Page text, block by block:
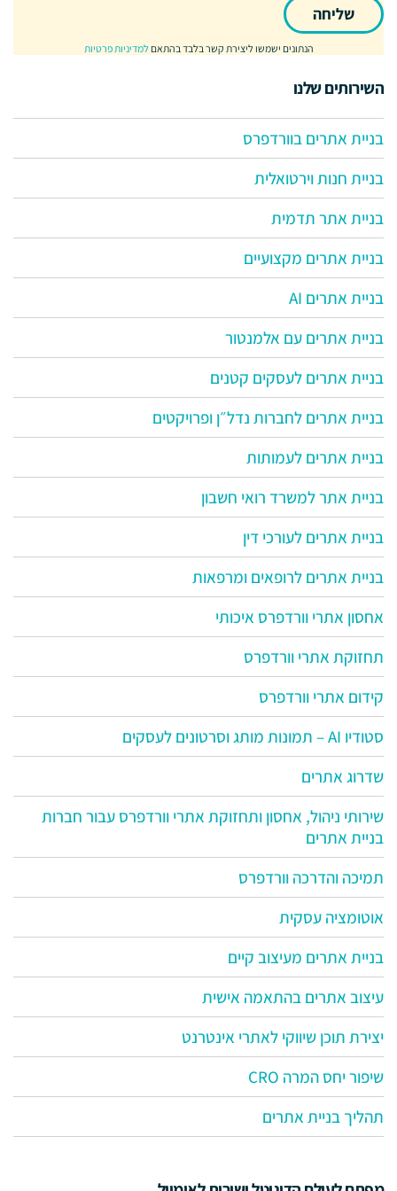
שליחה
הנתונים ישמשו ליצירת קשר בלבד בהתאםלמדיניות פרטיות
השירותים שלנו
בניית אתרים בוורדפרס
בניית חנות וירטואלית
בניית אתר תדמית
בניית אתרים מקצועיים
בניית אתרים AI
בניית אתרים עם אלמנטור
בניית אתרים לעסקים קטנים
בניית אתרים לחברות נדל״ן ופרויקטים
בניית אתרים לעמותות
בניית אתר למשרד רואי חשבון
בניית אתרים לעורכי דין
בניית אתרים לרופאים ומרפאות
אחסון אתרי וורדפרס איכותי
תחזוקת אתרי וורדפרס
קידום אתרי וורדפרס
סטודיו AI – תמונות מותג וסרטונים לעסקים
שדרוג אתרים
שירותי ניהול, אחסון ותחזוקת אתרי וורדפרס עבור חברות
בניית אתרים
תמיכה והדרכה וורדפרס
אוטומציה עסקית
בניית אתרים מעיצוב קיים
עיצוב אתרים בהתאמה אישית
יצירת תוכן שיווקי לאתרי אינטרנט
שיפור יחס המרה CRO
תהליך בניית אתרים